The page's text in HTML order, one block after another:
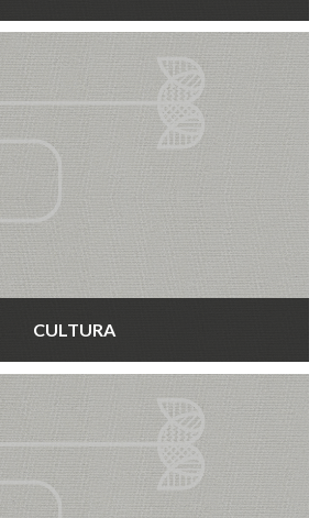
CULTURA